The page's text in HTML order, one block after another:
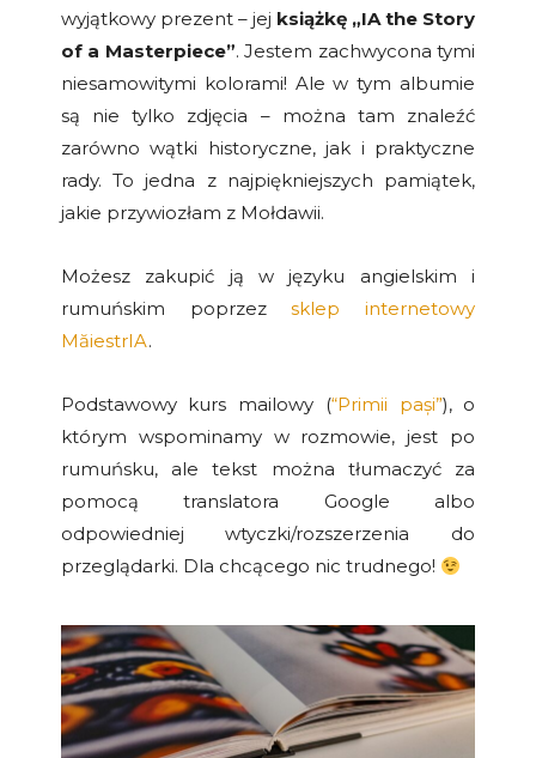
wyjątkowy prezent – jej książkę „IA the Story
of a Masterpiece”. Jestem zachwycona tymi
niesamowitymi kolorami! Ale w tym albumie
są nie tylko zdjęcia – można tam znaleźć
zarówno wątki historyczne, jak i praktyczne
rady. To jedna z najpiękniejszych pamiątek,
jakie przywiozłam z Mołdawii.
Możesz zakupić ją w języku angielskim i
rumuńskim poprzezsklep internetowy
MăiestrIA.
Podstawowy kurs mailowy (“Primii pași”), o
którym wspominamy w rozmowie, jest po
rumuńsku, ale tekst można tłumaczyć za
pomocą translatora Google albo
odpowiedniej wtyczki/rozszerzenia do
przeglądarki. Dla chcącego nic trudnego!